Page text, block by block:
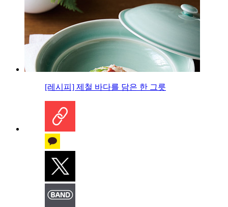
[레시피] 제철 바다를 담은 한 그릇